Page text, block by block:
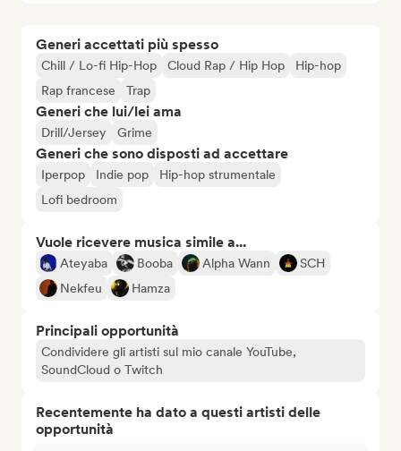
Generi accettati più spesso
Chill / Lo-fi Hip-Hop Cloud Rap / Hip Hop
Hip-hop
Rap francese
Trap
Generi che lui/lei ama
Drill/Jersey Grime
Generi che sono disposti ad accettare
Iperpop Indie pop
Hip-hop strumentale
Lofi bedroom
Vuole ricevere musica simile a...
Ateyaba Booba Alpha Wann
SCH
Nekfeu
Hamza
Principali opportunità
Condividere gli artisti sul mio canale YouTube,
SoundCloud o Twitch
Recentemente ha dato a questi artisti delle
opportunità